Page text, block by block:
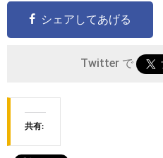
シェアしてあげる
Twitter で
共有: